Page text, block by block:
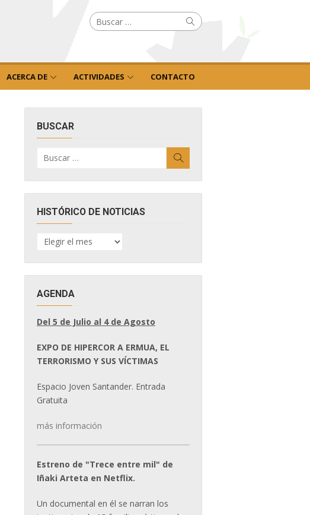
Buscar
por: Buscar
ACERCA DE ACTIVIDADES CONTACTO
BUSCAR
por:
HISTÓRICO DE NOTICIAS
HISTÓRICO
DE
AGENDA
Del 5 de Julio al 4 de Agosto
EXPO DE HIPERCOR A ERMUA, EL
TERRORISMO Y SUS VÍCTIMAS
Espacio Joven Santander. Entrada
Gratuita
más información
Estreno de "Trece entre mil" de
Iñaki Arteta en Netflix.
Un documental en él se narran los